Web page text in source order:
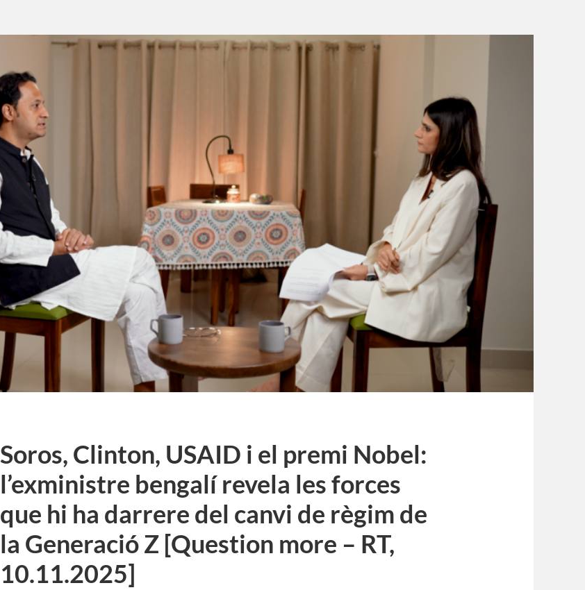
Soros, Clinton, USAID i el premi Nobel:
l’exministre bengalí revela les forces
que hi ha darrere del canvi de règim de
la Generació Z [Question more – RT,
10.11.2025]